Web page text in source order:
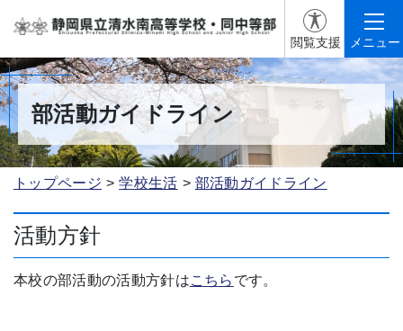
閲覧支援 メニュー
部活動ガイドライン
トップページ 学校生活 部活動ガイドライン
活動方針
本校の部活動の活動方針はこちら です。